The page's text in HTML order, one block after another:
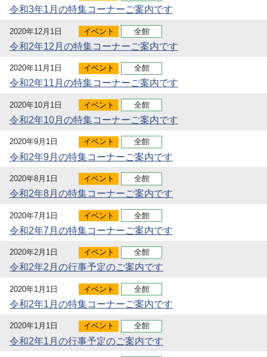
令和3年1月の特集コーナーご案内です
2020年12月1日 イベント 全館
令和2年12月の特集コーナーご案内です
2020年11月1日 イベント 全館
令和2年11月の特集コーナーご案内です
2020年10月1日 イベント 全館
令和2年10月の特集コーナーご案内です
2020年9月1日 イベント 全館
令和2年9月の特集コーナーご案内です
2020年8月1日 イベント 全館
令和2年8月の特集コーナーご案内です
2020年7月1日 イベント 全館
令和2年7月の特集コーナーご案内です
2020年2月1日 イベント 全館
令和2年2月の行事予定のご案内です
2020年1月1日 イベント 全館
令和2年1月の特集コーナーご案内です
2020年1月1日 イベント 全館
令和2年1月の行事予定のご案内です